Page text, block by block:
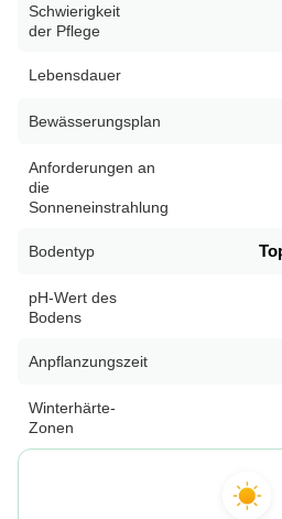
Schwierigkeit
der Pflege
Lebensdauer
Bewässerungsplan
Anforderungen an
die
Sonneneinstrahlung
Bodentyp
pH-Wert des
Bodens
Anpflanzungszeit
Winterhärte-
Zonen